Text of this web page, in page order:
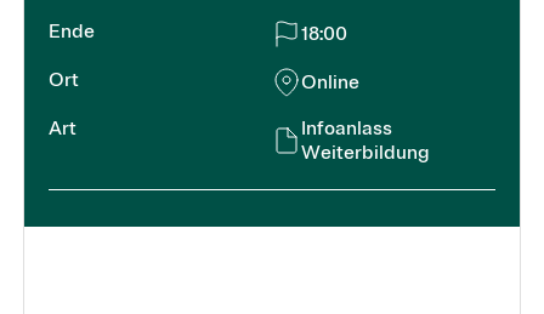
18:00
Online
Infoanlass
Weiterbildung